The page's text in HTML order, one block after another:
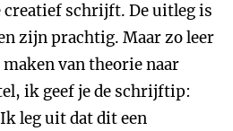
creatief schrijft. De uitleg is
zijn prachtig. Maar zo leer
van theorie naar
ik geef je de schrijftip:
leg uit dat dit een